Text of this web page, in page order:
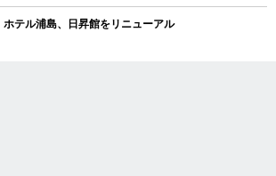
テル浦島、日昇館をリニューアル